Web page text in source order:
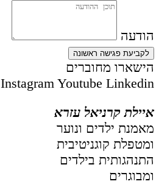
הודעה
לקביעת פגישה ראשונה
הישארו מחוברים
Instagram Youtube Linkedin
איילת קרניאל עזרא
מאמנת ילדים ונוער
ומטפלת קוגניטיבית
התנהגותית בילדים
ומבוגרים